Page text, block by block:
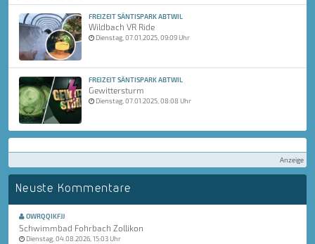
FREIZEIT SÄNTISPARK ABTWIL
Wildbach VR Ride
Dienstag, 07.01.2025, 09:09 Uhr
FREIZEIT SÄNTISPARK ABTWIL
Gewittersturm
Dienstag, 07.01.2025, 08:08 Uhr
Anzeige
Neuste Kommentare
OWRQQIKFJJ
Schwimmbad Fohrbach Zollikon
Dienstag, 04.08.2026, 15:03 Uhr